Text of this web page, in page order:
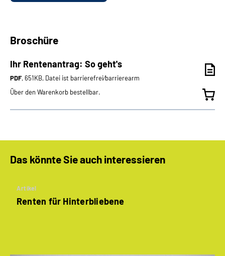
Broschüre
Ihr Rentenantrag: So geht's
PDF, 651KB, Datei ist barrierefrei⁄barrierearm
Über den Warenkorb bestellbar.
Das könnte Sie auch interessieren
Artikel
Renten für Hinterbliebene